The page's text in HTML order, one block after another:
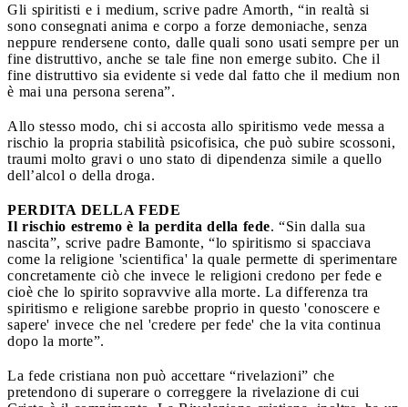
Gli spiritisti e i medium, scrive padre Amorth, “in realtà si
sono consegnati anima e corpo a forze demoniache, senza
neppure rendersene conto, dalle quali sono usati sempre per un
fine distruttivo, anche se tale fine non emerge subito. Che il
fine distruttivo sia evidente si vede dal fatto che il medium non
è mai una persona serena”.
Allo stesso modo, chi si accosta allo spiritismo vede messa a
rischio la propria stabilità psicofisica, che può subire scossoni,
traumi molto gravi o uno stato di dipendenza simile a quello
dell’alcol o della droga.
PERDITA DELLA FEDE
Il rischio estremo è la perdita della fede. “Sin dalla sua
nascita”, scrive padre Bamonte, “lo spiritismo si spacciava
come la religione 'scientifica' la quale permette di sperimentare
concretamente ciò che invece le religioni credono per fede e
cioè che lo spirito sopravvive alla morte. La differenza tra
spiritismo e religione sarebbe proprio in questo 'conoscere e
sapere' invece che nel 'credere per fede' che la vita continua
dopo la morte”.
La fede cristiana non può accettare “rivelazioni” che
pretendono di superare o correggere la rivelazione di cui